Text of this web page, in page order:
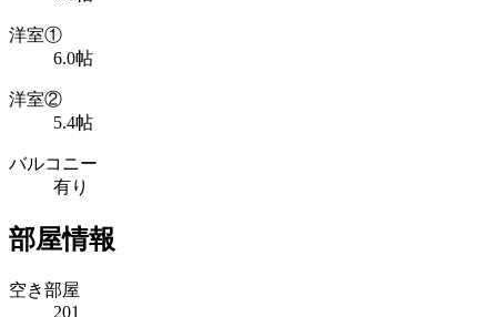
洋室①
6.0帖
洋室②
5.4帖
バルコニー
有り
部屋情報
空き部屋
201